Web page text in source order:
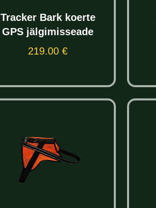
Tracker Bark koerte
GPS jälgimisseade
219.00€